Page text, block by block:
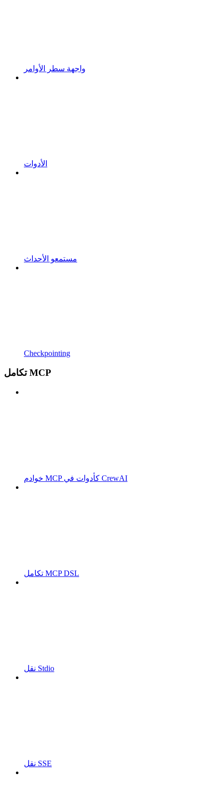
واجهة سطر الأوامر
الأدوات
مستمعو الأحداث
Checkpointing
تكامل MCP
خوادم MCP كأدوات في CrewAI
تكامل MCP DSL
نقل Stdio
نقل SSE